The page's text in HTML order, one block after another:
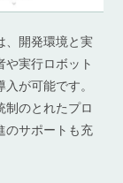
、開発環境と実
や実行ロボット
が可能です。
制のとれたプロ
のサポートも充